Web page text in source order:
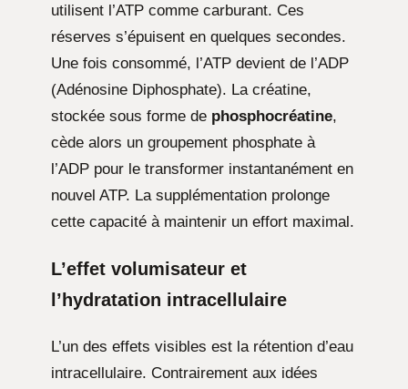
utilisent l’ATP comme carburant. Ces
réserves s’épuisent en quelques secondes.
Une fois consommé, l’ATP devient de l’ADP
(Adénosine Diphosphate). La créatine,
stockée sous forme de phosphocréatine,
cède alors un groupement phosphate à
l’ADP pour le transformer instantanément en
nouvel ATP. La supplémentation prolonge
cette capacité à maintenir un effort maximal.
L’effet volumisateur et
l’hydratation intracellulaire
L’un des effets visibles est la rétention d’eau
intracellulaire. Contrairement aux idées